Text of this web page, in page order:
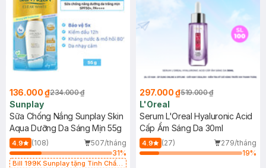
136.000 ₫234.000 ₫
Sunplay
Sữa Chống Nắng Sunplay Skin
Aqua Dưỡng Da Sáng Mịn 55g
4.9 (108)
507/tháng
31%
Bill 199K Sunplay tặng Tinh Chất
297.000 ₫519.000 ₫
L'Oreal
Serum L'Oreal Hyaluronic Acid
Cấp Ẩm Sáng Da 30ml
4.9 (27)
279/tháng
19%